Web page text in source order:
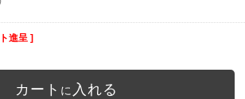
進呈 ]
カート に 入れる